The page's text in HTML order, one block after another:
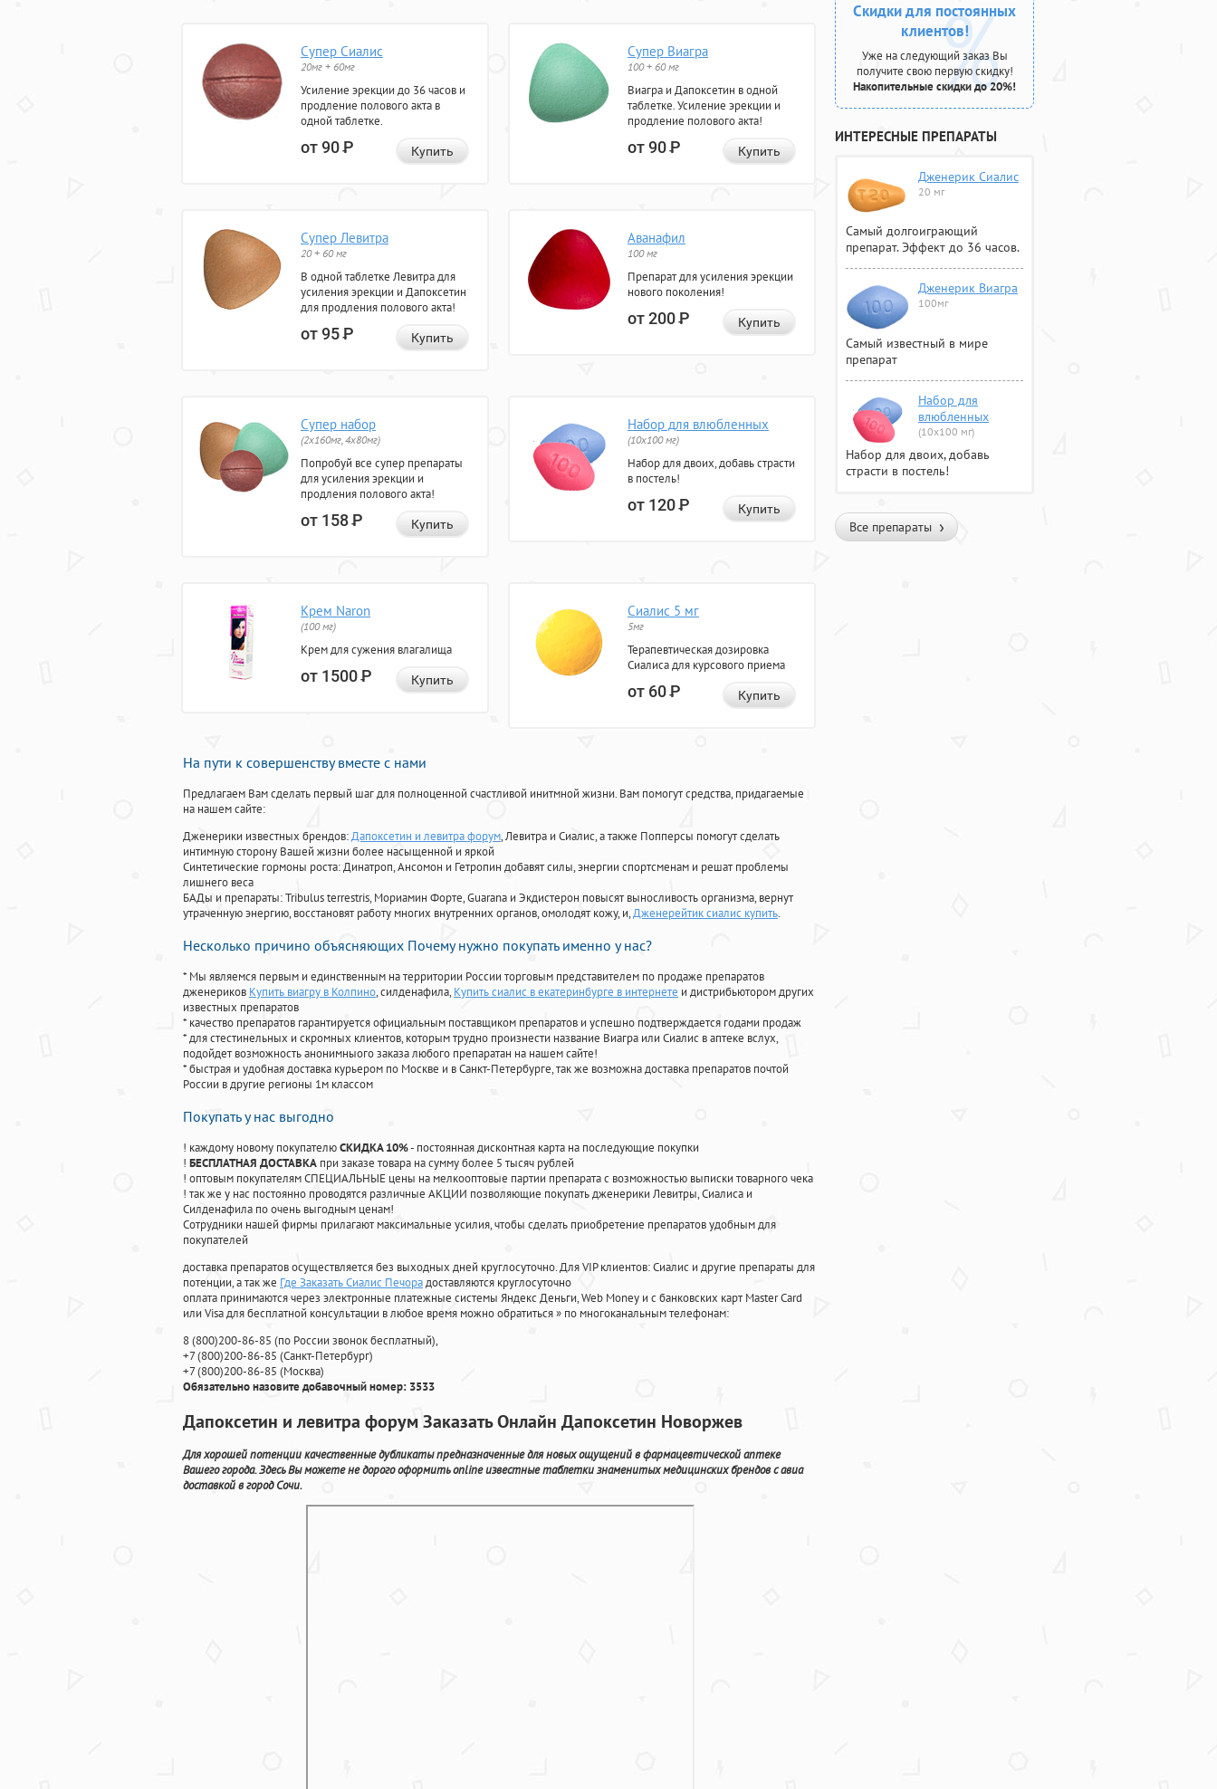
Супер Сиалис
20мг + 60мг
Усиление эрекции до 36 часов и
продление полового акта в
одной таблетке.
от 90Р Купить
Супер Виагра
100 + 60 мг
Виагра и Дапоксетин в одной
таблетке. Усиление эрекции и
продление полового акта!
от 90Р Купить
Супер Левитра
20 + 60 мг
В одной таблетке Левитра для
усиления эрекции и Дапоксетин
для продления полового акта!
от 95Р Купить
Аванафил
100 мг
Препарат для усиления эрекции
нового поколения!
от 200Р Купить
Супер набор
(2х160мг, 4х80мг)
Попробуй все супер препараты
для усиления эрекции и
продления полового акта!
от 158Р Купить
Набор для влюбленных
(10х100 мг)
Набор для двоих, добавь страсти
в постель!
от 120Р Купить
Крем Naron
(100 мг)
Крем для сужения влагалища
от 1500Р Купить
Сиалис 5 мг
5мг
Терапевтическая дозировка
Сиалиса для курсового приема
от 60Р Купить
На пути к совершенству вместе с нами
Предлагаем Вам сделать первый шаг для полноценной счастливой инитмной жизни. Вам помогут средства, придагаемые
на нашем сайте:
Дженерики известных брендов:Дапоксетин и левитра форум, Левитра и Сиалис, а также Попперсы помогут сделать
интимную сторону Вашей жизни более насыщенной и яркой
Синтетические гормоны роста: Динатроп, Ансомон и Гетропин добавят силы, энергии спортсменам и решат проблемы
лишнего веса
БАДы и препараты:Tribulus terrestris, Мориамин Форте, Guarana и Экдистерон повысят выносливость организма, вернут
утраченную энергию, восстановят работу многих внутренних органов, омолодят кожу, и,Дженерейтик сиалис купить.
Несколько причино объясняющих Почему нужно покупать именно у нас?
* Мы являемся первым и единственным на территории России торговым представителем по продаже препаратов
дженериков Купить виагру в Колпино, силденафила, Купить сиалис в екатеринбурге в интернете и дистрибьютором других
известных препаратов
* качество препаратов гарантируется официальным поставщиком препаратов и успешно подтверждается годами продаж
* для стестинельных и скромных клиентов, которым трудно произнести название Виагра или Сиалис в аптеке вслух,
подойдет возможность анонимныого заказа любого препаратан на нашем сайте!
* быстрая и удобная доставка курьером по Москве и в Санкт-Петербурге, так же возможна доставка препаратов почтой
России в другие регионы 1м классом
Покупать у нас выгодно
! каждому новому покупателюСКИДКА 10%- постоянная дисконтная карта на последующие покупки
! БЕСПЛАТНАЯ ДОСТАВКА при заказе товара на сумму более 5 тысяч рублей
! оптовым покупателям СПЕЦИАЛЬНЫЕ цены на мелкооптовые партии препарата с возможностью выписки товарного чека
! так же у нас постоянно проводятся различные АКЦИИ позволяющие покупать дженерики Левитры, Сиалиса и
Силденафила по очень выгодным ценам!
Cотрудники нашей фирмы прилагают максимальные усилия, чтобы сделать приобретение препаратов удобным для
покупателей
доставка препаратов осуществляется без выходных дней круглосуточно. Для VIP клиентов: Сиалис и другие препараты для
потенции, а так же Где Заказать Сиалис Печорадоставляются круглосуточно
оплата принимаются через электронные платежные системы Яндекс Деньги, Web Money и с банковских карт Master Card
или Visa для бесплатной консультации в любое время можно обратиться» по многоканальным телефонам:
8(800)200-86-85 (по России звонок бесплатный),
+7(800)200-86-85 (Санкт-Петербург)
+7(800)200-86-85 (Москва)
Обязательно назовите добавочный номер: 3533
Дапоксетин и левитра форум Заказать Онлайн Дапоксетин Новоржев
Для хорошей потенции качественные дубликаты предназначенные для новых ощущений в фармацевтической аптеке
Вашего города. Здесь Вы можете не дорого оформить online известные таблетки знаменитых медицинских брендов с авиа
доставкой в город Сочи.
Скидки для постоянных
клиентов!
Уже на следующий заказ Вы
получите свою первую скидку!
Накопительные скидки до 20%!
ИНТЕРЕСНЫЕ ПРЕПАРАТЫ
Дженерик Сиалис
20 мг
Самый долгоиграющий
препарат. Эффект до 36 часов.
Дженерик Виагра
100мг
Самый известный в мире
препарат
Набор для
влюбленных
(10х100 мг)
Набор для двоих, добавь
страсти в постель!
Все препараты